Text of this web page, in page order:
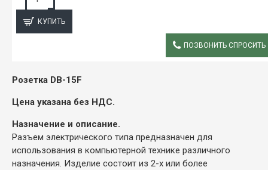
КУПИТЬ
ПОЗВОНИТЬ СПРОСИТЬ
Розетка DB-15F
Цена указана без НДС.
Назначение и описание.
Разъем электрического типа предназначен для
использования в компьютерной технике различного
назначения. Изделие состоит из 2-х или более